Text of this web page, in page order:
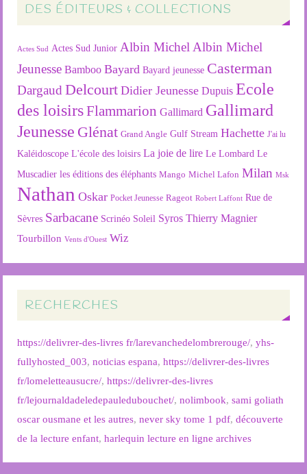
DES ÉDITEURS & COLLECTIONS
Actes Sud Actes Sud Junior Albin Michel Albin Michel
Jeunesse Bamboo Bayard Bayard jeunesse Casterman
Dargaud Delcourt Didier Jeunesse Dupuis Ecole
des loisirsFlammarion Gallimard Gallimard
Jeunesse Glénat Grand Angle Gulf Stream Hachette J'ai lu
Kaléidoscope L'école des loisirs La joie de lire Le Lombard Le
Muscadier les éditions des éléphants Mango Michel Lafon Milan Msk
Nathan Oskar Pocket Jeunesse Rageot Robert Laffont Rue de
Sèvres Sarbacane Scrinéo Soleil Syros Thierry Magnier
Tourbillon Vents d'Ouest Wiz
RECHERCHES
https://delivrer-des-livres fr/larevanchedelombrerouge/,yhs-
fullyhosted_003,noticias espana,https://delivrer-des-livres
fr/lomeletteausucre/,https://delivrer-des-livres
fr/lejournaldadeledepauledubouchet/,nolimbook,sami goliath
oscar ousmane et les autres,never sky tome 1 pdf,découverte
de la lecture enfant,harlequin lecture en ligne archives